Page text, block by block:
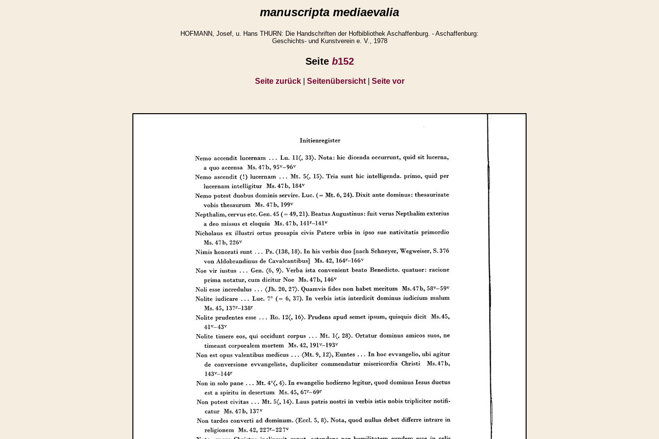
manuscripta mediaevalia
HOFMANN, Josef, u. Hans THURN: Die Handschriften der Hofbibliothek Aschaffenburg. - Aschaffenburg:
Geschichts- und Kunstverein e. V., 1978
Seite b152
Seite zurück| Seitenübersicht| Seite vor